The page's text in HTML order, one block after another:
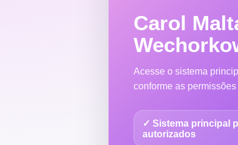
Carol
Acesse o sistema
conforme as
✓ Sistema principal
autorizados